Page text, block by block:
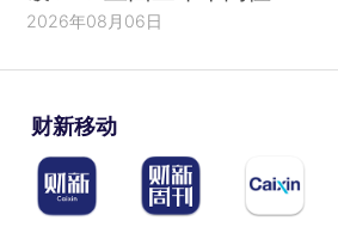
2026年08月06日
财新移动